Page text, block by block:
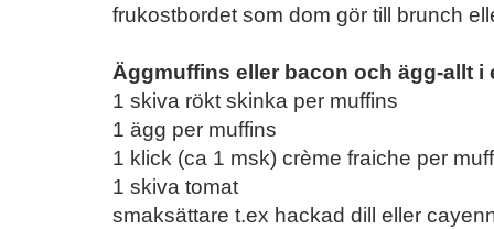
frukostbordet som dom gör till brunch
Äggmuffins eller bacon och ägg-allt i
1 skiva rökt skinka per muffins
1 ägg per muffins
1 klick (ca 1 msk) crème fraiche per
1 skiva tomat
smaksättare t.ex hackad dill eller